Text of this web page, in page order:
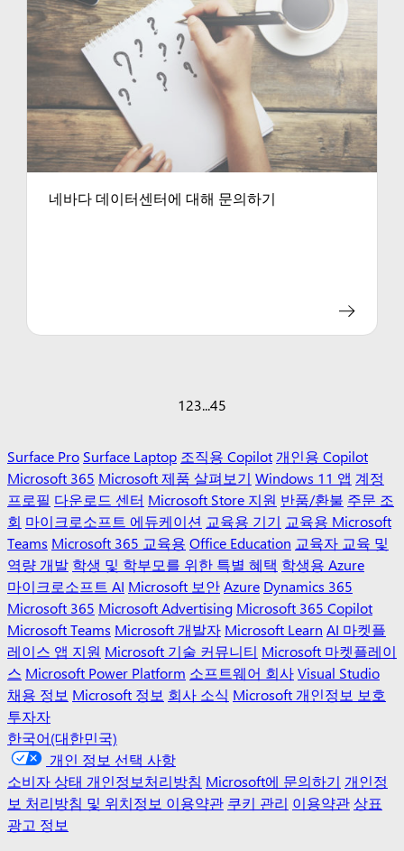
네바다 데이터센터에 대해 문의하기
123...45
Surface Pro Surface Laptop 조직용 Copilot 개인용 Copilot
Microsoft 365 Microsoft 제품 살펴보기 Windows 11 앱 계정
프로필 다운로드 센터 Microsoft Store 지원 반품/환불 주문 조
회 마이크로소프트 에듀케이션 교육용 기기 교육용 Microsoft
Teams Microsoft 365 교육용 Office Education 교육자 교육 및
역량 개발 학생 및 학부모를 위한 특별 혜택 학생용 Azure
마이크로소프트 AI Microsoft 보안Azure Dynamics 365
Microsoft 365 Microsoft Advertising Microsoft 365 Copilot
Microsoft Teams Microsoft 개발자 Microsoft Learn AI 마켓플
레이스 앱 지원 Microsoft 기술 커뮤니티 Microsoft 마켓플레이
스 Microsoft Power Platform 소프트웨어 회사Visual Studio
채용 정보 Microsoft 정보 회사 소식 Microsoft 개인정보 보호
투자자
한국어(대한민국)
개인 정보 선택 사항
소비자 상태 개인정보처리방침 Microsoft에 문의하기 개인정
보 처리방침 및 위치정보 이용약관 쿠키 관리 이용약관상표
광고 정보